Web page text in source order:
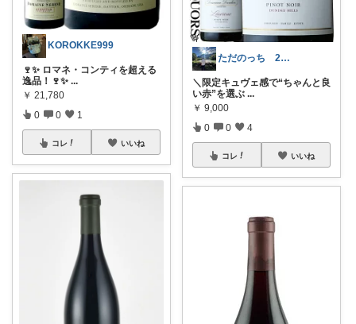
KOROKKE999
🍷✨ ロマネ・コンティを超える
逸品！🍷✨ ...
￥ 21,780
0 0 1
コレ いいね
ただのっち 2児のパパ
＼限定キュヴェ感で“ちゃんと良
い赤”を選ぶ ...
￥ 9,000
0 0 4
コレ いいね